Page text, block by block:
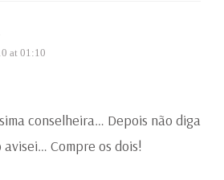
at 01:10
conselheira… Depois não diga
avisei… Compre os dois!